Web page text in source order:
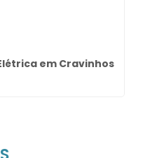
em Cravinhos